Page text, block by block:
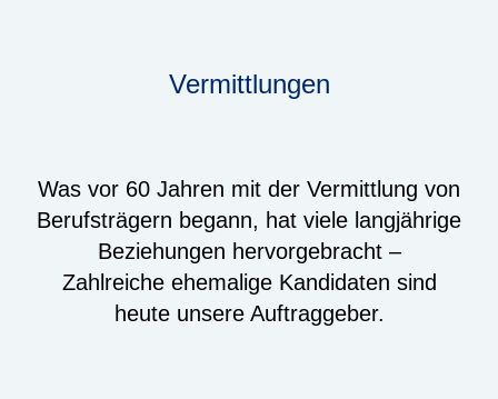
Vermittlungen
Was vor 60 Jahren mit der Vermittlung von
Berufsträgern begann, hat viele langjährige
Beziehungen hervorgebracht –
Zahlreiche ehemalige Kandidaten sind
heute unsere Auftraggeber.